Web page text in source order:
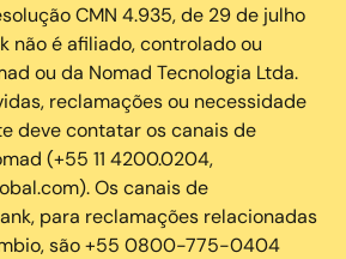
CMN 4.935, de 29 de julho
não é afiliado, controlado ou
ou da Nomad Tecnologia Ltda.
reclamações ou necessidade
deve contatar os canais de
(+55 11 4200.0204,
Os canais de
para reclamações relacionadas
são +55 0800-775-0404